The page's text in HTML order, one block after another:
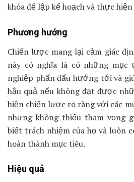
khóa để lập kế hoạch và thực
Phương hướng
Chiến lược mang lại cảm giác
này có nghĩa là có những mục
nghiệp phấn đấu hướng tới và
hậu quả nếu không đạt được
hiện chiến lược rõ ràng với các
nhưng không thiếu tham vọng
biết trách nhiệm của họ và luôn
hoàn thành mục tiêu.
Hiệu quả